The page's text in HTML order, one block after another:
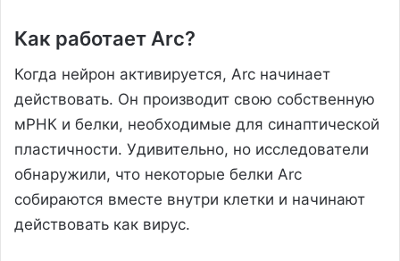
Как работает Arc?
Когда нейрон активируется, Arc начинает
действовать. Он производит свою собственную
мРНК и белки, необходимые для синаптической
пластичности. Удивительно, но исследователи
обнаружили, что некоторые белки Arc
собираются вместе внутри клетки и начинают
действовать как вирус.